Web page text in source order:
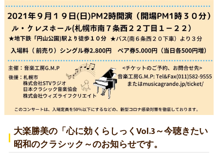
大楽勝美の「心に効くらしっくVol.3～今聴きたい
昭和のクラシック～のお知らせです。